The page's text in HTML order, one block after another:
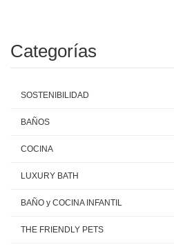
Categorías
SOSTENIBILIDAD
BAÑOS
COCINA
LUXURY BATH
BAÑO y COCINA INFANTIL
THE FRIENDLY PETS